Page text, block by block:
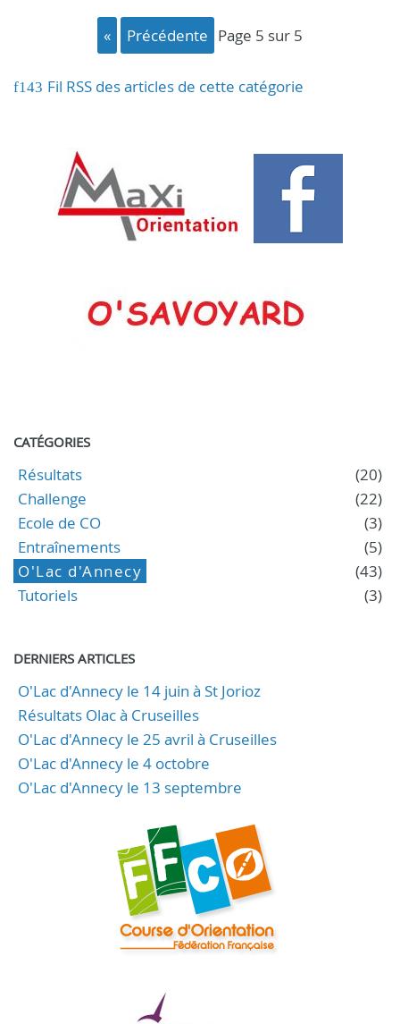
« précédente page 5 sur 5
Fil RSS des articles de cette catégorie
CATÉGORIES
Résultats
(20)
Challenge
(22)
Ecole de CO
(3)
Entraînements
(5)
O'Lac d'Annecy
(43)
Tutoriels
(3)
DERNIERS ARTICLES
O'Lac d'Annecy le 14 juin à St Jorioz
Résultats Olac à Cruseilles
O'Lac d'Annecy le 25 avril à Cruseilles
O'Lac d'Annecy le 4 octobre
O'Lac d'Annecy le 13 septembre